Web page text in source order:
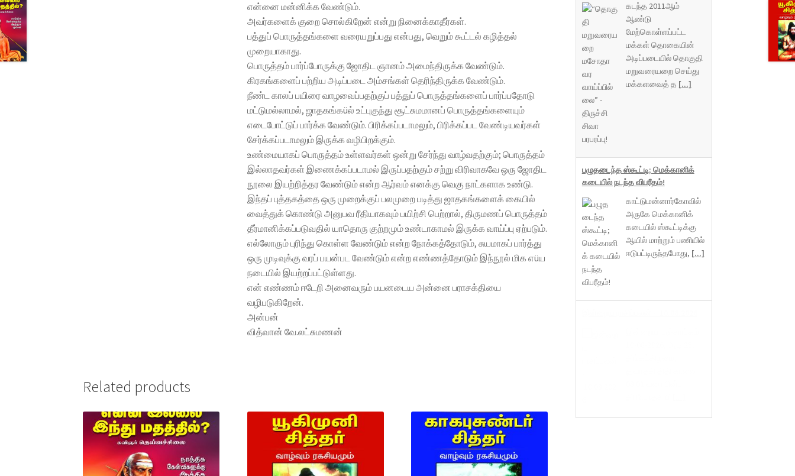
என்னை மன்னிக்க வேண்டும்.
அவர்களைக் குறை சொல்கிறேன் என்று நினைக்காதீர்கள்.
பத்துப் பொருத்தங்களை வரையறுப்பது என்பது, வெறும் கூட்டல் கழித்தல்
முறையாகாது.
பொருத்தம் பார்ப்போருக்கு ஜோதிட ஞானம் அமைந்திருக்க வேண்டும்.
கிரகங்களைப் பற்றிய அடிப்படை அம்சங்கள் தெரிந்திருக்க வேண்டும்.
நீண்ட காலப் பயிரை வாழவைப்பதற்குப் பத்துப் பொருத்தங்களைப் பார்ப்பதோடு
மட்டுமல்லாமல், ஜாதகங்கüல் உட்புகுந்து சூட்சுமமானப் பொருத்தங்களையும்
எடைபோட்டுப் பார்க்க வேண்டும். பிரிக்கப்படாமலும், பிரிக்கப்பட வேண்டியவர்கள்
சேர்க்கப்படாமலும் இருக்க வழிபிறக்கும்.
உண்மையாகப் பொருத்தம் உள்ளவர்கள் ஒன்று சேர்ந்து வாழ்வதற்கும்; பொருத்தம்
இல்லாதவர்கள் இணைக்கப்படாமல் இருப்பதற்கும் சற்று விரிவாகவே ஒரு ஜோதிட
நூலை இயற்றித்தர வேண்டும் என்ற ஆர்வம் எனக்கு வெகு நாட்களாக உண்டு.
இந்தப் புத்தகத்தை ஒரு முறைக்குப் பலமுறை படித்து ஜாதகங்களைக் கையில்
வைத்துக் கொண்டு அனுபவ ரீதியாகவும் பயிற்சி பெற்றால், திருமணப் பொருத்தம்
தீர்மானிக்கப்படுவதில் யாதொரு குற்றமும் உண்டாகாமல் இருக்க வாய்ப்பு ஏற்படும்.
எல்லோரும் புரிந்து கொள்ள வேண்டும் என்ற நோக்கத்தோடும், சுயமாகப் பார்த்து
ஒரு முடிவுக்கு வரப் பயன்பட வேண்டும் என்ற எண்ணத்தோடும் இந்நூல் மிக எüய
நடையில் இயற்றப்பட்டுள்ளது.
என் எண்ணம் ஈடேறி அனைவரும் பயனடைய அன்னை பராசக்தியை
வழிபடுகிறேன்.
அன்பன்
வித்வான் வே.லட்சுமணன்
Related products
கடந்த 2011ஆம்
ஆண்டு
மேற்கொள்ளப்பட்ட
மக்கள் தொகையின்
அடிப்படையில் தொகுதி
மறுவரையறை செய்து
மக்களவைத் த [...]
பழுதடைந்த ஸ்கூட்டி; மெக்கானிக்
கடையில் நடந்த விபரீதம்!
காட்டுமன்னார்கோவில்
அருகே மெக்கானிக்
கடையில் ஸ்கூட்டிக்கு
ஆயில் மாற்றும் பணியில்
ஈடுபட்டிருந்தபோது, [...]